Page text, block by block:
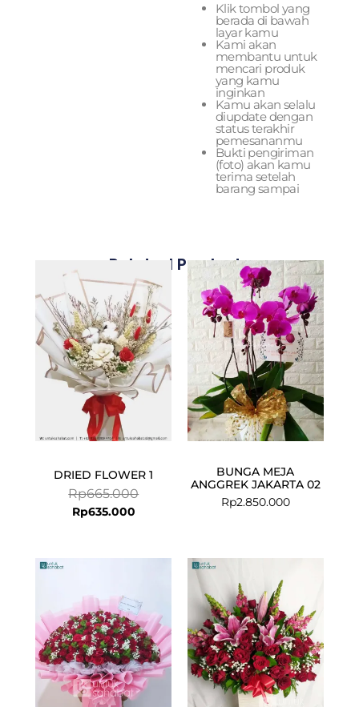
Klik tombol yang
berada di bawah
layar kamu
Kami akan
membantu untuk
mencari produk
yang kamu
inginkan
Kamu akan selalu
diupdate dengan
status terakhir
pemesananmu
Bukti pengiriman
(foto) akan kamu
terima setelah
barang sampai
Related Products
DRIED FLOWER 1
Rp665.000
Original
price
was:
Rp665.000.
Rp635.000
Current
price
is:
Rp635.000.
BUNGA MEJA
ANGGREK JAKARTA 02
Rp2.850.000
Rp1.299.000.